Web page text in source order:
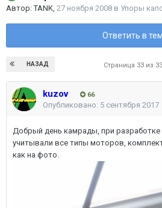
Автор:TANK 27 ноября 2008 в Упоры
Ответить в
НАЗАД Страница 33 из 33
kuzov 66
Опубликовано: 5 сентября 2017
Добрый день камрады, при
учитывали все типы моторов,
как на фото.